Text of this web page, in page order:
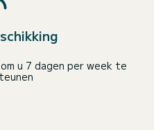
u 7 dagen per week te